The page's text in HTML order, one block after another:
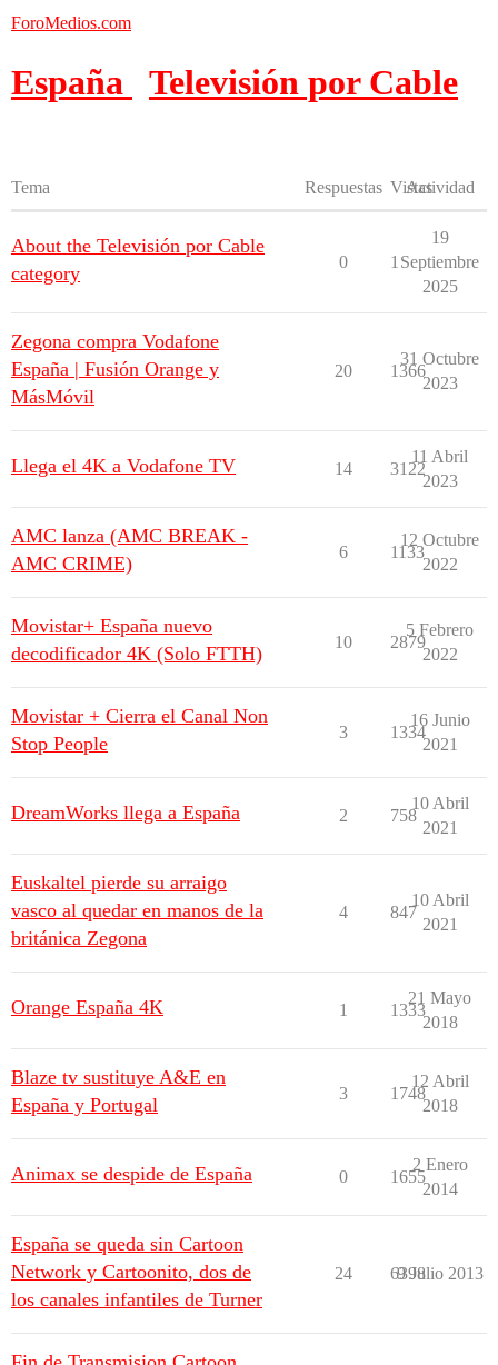
ForoMedios.com
España Televisión por Cable
Tema Respuestas Vistas
Actividad
About the Televisión por Cable
category
0 1
19
Septiembre
2025
Zegona compra Vodafone
España | Fusión Orange y
MásMóvil
20 1366
31 Octubre
2023
Llega el 4K a Vodafone TV 14 3122
11 Abril
2023
AMC lanza (AMC BREAK -
AMC CRIME)
6 1133
12 Octubre
2022
Movistar+ España nuevo
decodificador 4K (Solo FTTH)
10 2879
5 Febrero
2022
Movistar + Cierra el Canal Non
Stop People
3 1334
16 Junio
2021
DreamWorks llega a España 2 758
10 Abril
2021
Euskaltel pierde su arraigo
vasco al quedar en manos de la
británica Zegona
4 847
10 Abril
2021
Orange España 4K 1 1333
21 Mayo
2018
Blaze tv sustituye A&E en
España y Portugal
3 1748
12 Abril
2018
Animax se despide de España 0 1655
2 Enero
2014
España se queda sin Cartoon
Network y Cartoonito, dos de
los canales infantiles de Turner
24 6398
9 Julio 2013